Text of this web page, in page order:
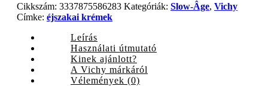
Cikkszám: 3337875586283 Kategóriák: Slow-Âge, Vichy
Címke: éjszakai krémek
Leírás
Használati útmutató
Kinek ajánlott?
A Vichy márkáról
Vélemények (0)